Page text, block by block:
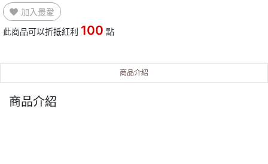
加入最愛
此商品可以折抵紅利 100 點
商品介紹
商品介紹